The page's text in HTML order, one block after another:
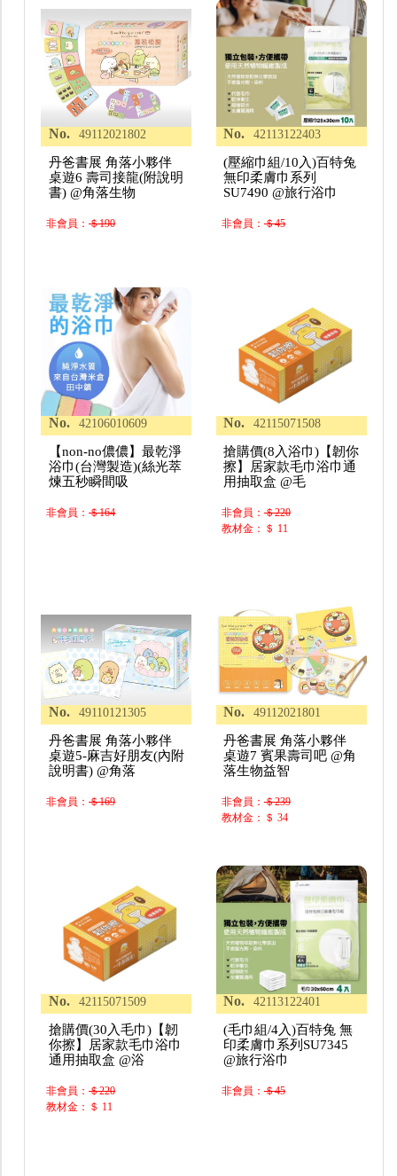
No. 49112021802
丹爸書展 角落小夥伴
桌遊6 壽司接龍(附說明
書) @角落生物
非會員：＄190
No. 42113122403
(壓縮巾組/10入)百特兔
無印柔膚巾系列
SU7490 @旅行浴巾
非會員：＄45
No. 42106010609
【non-no儂儂】最乾淨
浴巾(台灣製造)(絲光萃
煉五秒瞬間吸
非會員：＄164
No. 42115071508
搶購價(8入浴巾)【韌你
擦】居家款毛巾浴巾通
用抽取盒 @毛
非會員：＄220
教材金：＄ 11
No. 49110121305
丹爸書展 角落小夥伴
桌遊5-麻吉好朋友(內附
說明書) @角落
非會員：＄169
No. 49112021801
丹爸書展 角落小夥伴
桌遊7 賓果壽司吧 @角
落生物益智
非會員：＄239
教材金：＄ 34
No. 42115071509
搶購價(30入毛巾)【韌
你擦】居家款毛巾浴巾
通用抽取盒 @浴
非會員：＄220
教材金：＄ 11
No. 42113122401
(毛巾組/4入)百特兔 無
印柔膚巾系列SU7345
@旅行浴巾
非會員：＄45